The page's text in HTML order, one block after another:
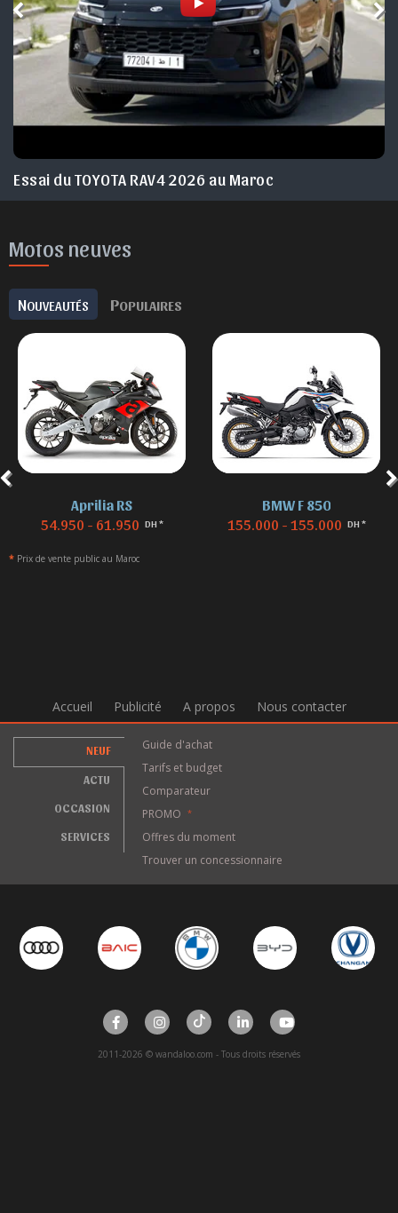
Essai du TOYOTA RAV4 2026 au Maroc
Motos neuves
NOUVEAUTÉS POPULAIRES
Aprilia RS
54.950 - 61.950 DH *
BMW F 850
155.000 - 155.000 DH *
* Prix de vente public au Maroc
Accueil Publicité A propos Nous contacter
NEUF
ACTU
OCCASION
SERVICES
Guide d'achat
Tarifs et budget
Comparateur
PROMO
*
Offres du moment
Trouver un concessionnaire
2011-2026 © wandaloo.com - Tous droits réservés